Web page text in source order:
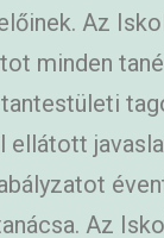
Az
minden
ellátott
Az